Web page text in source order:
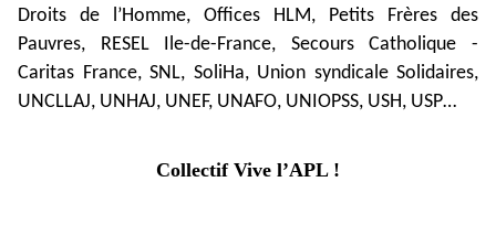
Droits de l’Homme, Offices HLM, Petits Frères des
Pauvres, RESEL Ile-de-France, Secours Catholique -
Caritas France, SNL, SoliHa, Union syndicale Solidaires,
UNCLLAJ, UNHAJ, UNEF, UNAFO, UNIOPSS, USH, USP…
Collectif Vive l’APL !